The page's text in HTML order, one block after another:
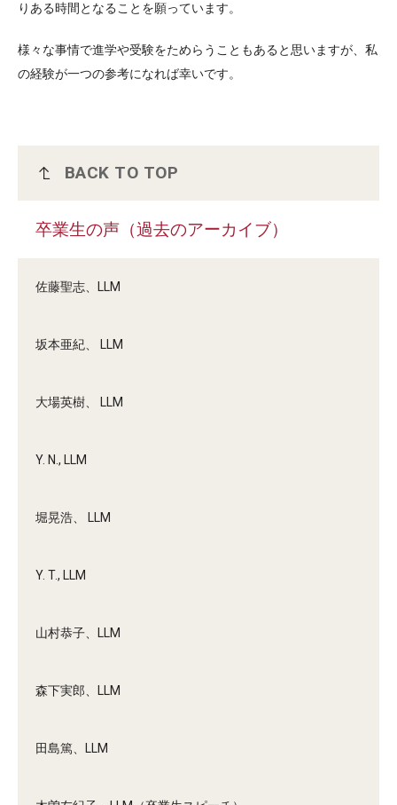
卒業生の声（過去のアーカイブ）
BACK TO TOP
卒業生の声（過去のアーカイブ）
佐藤聖志、LLM
坂本亜紀、 LLM
大場英樹、 LLM
Y. N., LLM
堀晃浩、 LLM
Y. T., LLM
山村恭子、LLM
森下実郎、LLM
田島篤、LLM
りある時間となることを願っています。
様々な事情で進学や受験をためらうこともあると思いますが、私
の経験が一つの参考になれば幸いです。